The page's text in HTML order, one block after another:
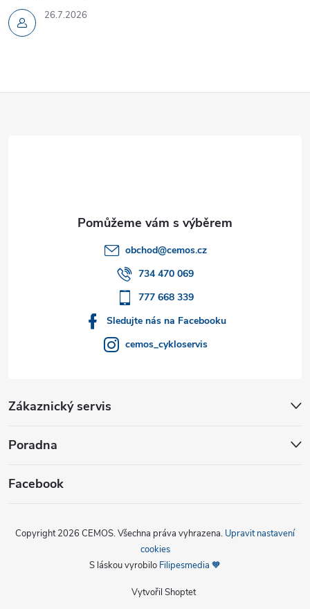
26.7.2026
obchod@cemos.cz
734 470 069
777 668 339
Sledujte nás na Facebooku
cemos_cykloservis
Zákaznický servis
Poradna
Facebook
Vytvořil Shoptet
Copyright 2026 CEMOS. Všechna práva vyhrazena. Upravit nastavení
cookies
S láskou vyrobilo Filipesmedia 🧡